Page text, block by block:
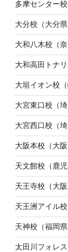
多摩センター
大分校（大分県
大和八木校（奈
大和高田トナ
大垣イオン校（
大宮東口校（埼
大宮西口校（埼
大阪本校（大阪
天文館校（鹿児
天王寺校（大阪
天王洲アイル校
天神校（福岡県
太田川フォレ